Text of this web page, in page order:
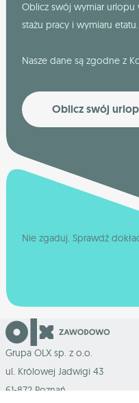
Oblicz swój wymiar
stażu pracy i wymiaru etatu.
Nasze dane są zgodne z
Oblicz swój urlop
Nie zgaduj. Sprawdź
Grupa OLX sp. z o.o.
ul. Królowej Jadwigi 43
61-872 Poznań